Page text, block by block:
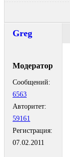
Greg
Модератор
Сообщений:
6563
Авторитет:
59161
Регистрация:
07.02.2011